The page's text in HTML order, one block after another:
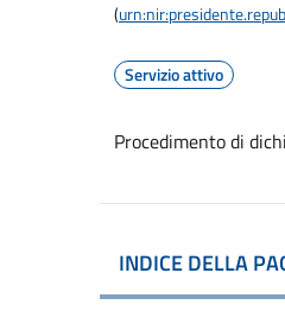
(
Servizio attivo
Procedimento di
INDICE DELLA